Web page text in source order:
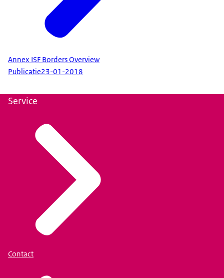
Annex ISF Borders Overview
Publicatie23-01-2018
Service
Contact